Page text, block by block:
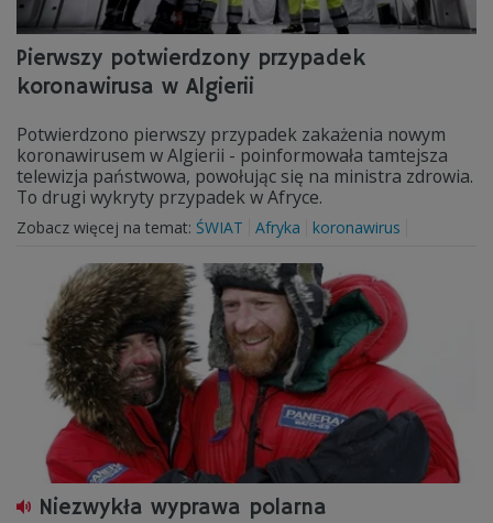
Pierwszy potwierdzony przypadek
koronawirusa w Algierii
Potwierdzono pierwszy przypadek zakażenia nowym
koronawirusem w Algierii - poinformowała tamtejsza
telewizja państwowa, powołując się na ministra zdrowia.
To drugi wykryty przypadek w Afryce.
Zobacz więcej na temat: ŚWIAT Afryka koronawirus
Niezwykła wyprawa polarna